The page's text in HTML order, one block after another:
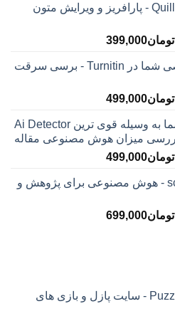
اکانت پرمیوم Quillbot - پارافریز و ویرایش متون
تومان399,000محدوده
تومان145,000
تومان399,000
شارژ اکانت شخصی شما در Turnitin - برسی سرقت
تومان499,000محدوده
تومان199,000
تا
تومان499,000
بررسی مقالات شما به وسیله قوی ترین Ai Detector
تومان499,000محدوده
تومان299,000
تومان499,000
اکانت پرمیوم scite - هوش مصنوعی برای پژوهش و
تومان699,000محدوده
اکانت پرمیوم Puzzmo - سایت پازل و بازی های